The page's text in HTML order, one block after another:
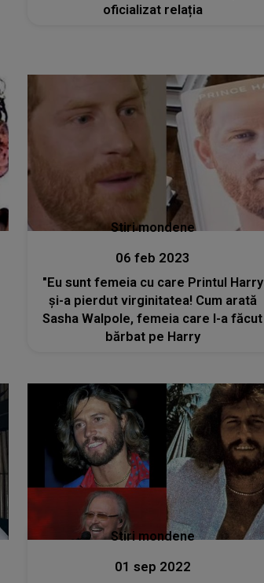
oficializat relația
Stiri mondene
06 feb 2023
"Eu sunt femeia cu care Printul Harry
și-a pierdut virginitatea! Cum arată
Sasha Walpole, femeia care l-a făcut
bărbat pe Harry
Stiri mondene
01 sep 2022